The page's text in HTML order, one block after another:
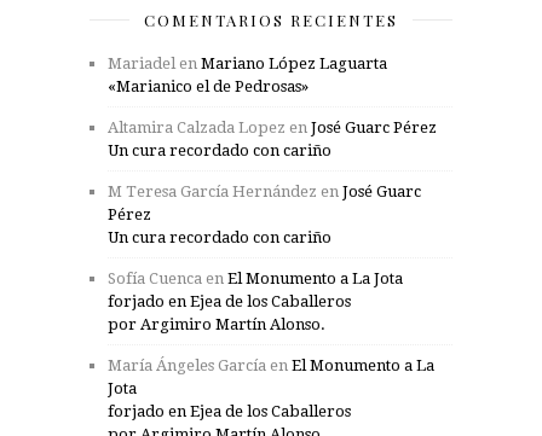
COMENTARIOS RECIENTES
Mariadel en Mariano López Laguarta
«Marianico el de Pedrosas»
Altamira Calzada Lopez en José Guarc Pérez
Un cura recordado con cariño
M Teresa García Hernández en José Guarc
Pérez
Un cura recordado con cariño
Sofía Cuenca en El Monumento a La Jota
forjado en Ejea de los Caballeros
por Argimiro Martín Alonso.
María Ángeles García en El Monumento a La
Jota
forjado en Ejea de los Caballeros